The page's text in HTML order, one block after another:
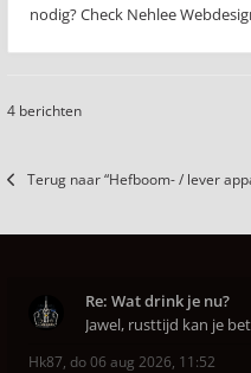
nodig? Check Nehlee
4 berichten
Terug naar “Hefboom- / lever
Re: Wat drink je nu?
Jawel, rusttijd kan je
Hk87, do 06 aug 2026, 11:52